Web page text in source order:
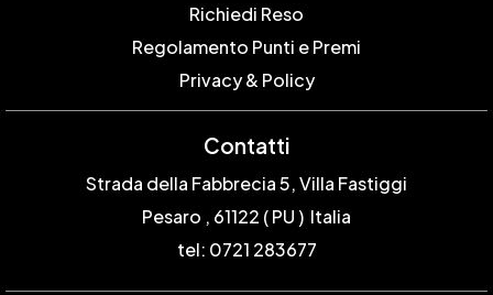
Richiedi Reso
Regolamento Punti e Premi
Privacy & Policy
Contatti
Strada della Fabbrecia 5, Villa Fastiggi
Pesaro , 61122 ( PU ) Italia
tel: 0721 283677